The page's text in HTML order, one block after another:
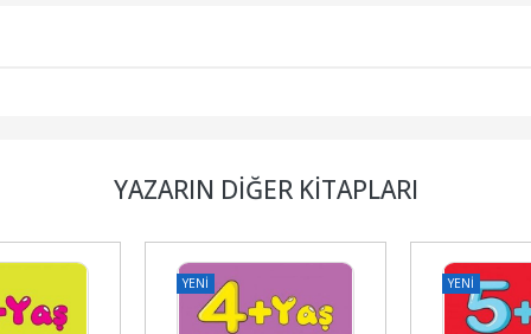
YAZARIN DIĞER KITAPLARI
YENI YENI